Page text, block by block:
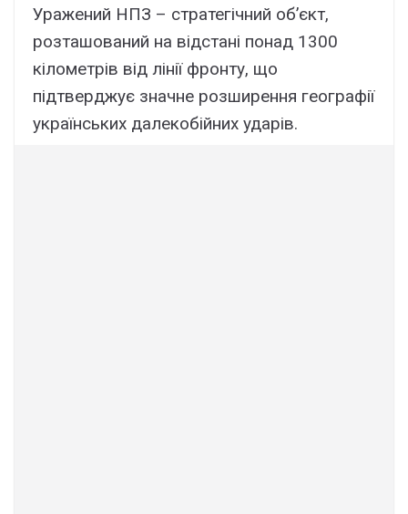
Уражений НПЗ – стратегічний об’єкт,
розташований на відстані понад 1300
кілометрів від лінії фронту, що
підтверджує значне розширення географії
українських далекобійних ударів.